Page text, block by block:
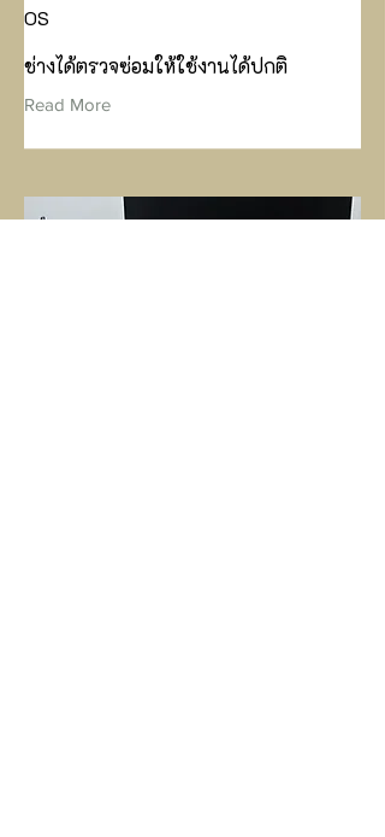
OS
ช่างได้ตรวจซ่อมให้ใช้งานได้ปกติ
Read More